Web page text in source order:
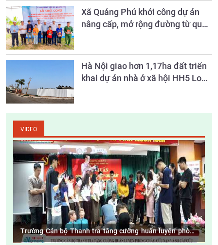
Xã Quảng Phú khởi công dự án
nâng cấp, mở rộng đường từ quốc
Hà Nội giao hơn 1,17ha đất triển
khai dự án nhà ở xã hội HH5 Long
VIDEO
Trường Cán bộ Thanh tra tăng cường huấn luyện phòng
cháy, cứu nạn và sơ cấp cứu